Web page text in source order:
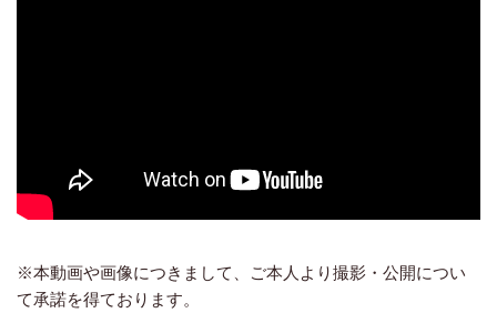
※本動画や画像につきまして、ご本人より撮影・公開につい
て承諾を得ております。